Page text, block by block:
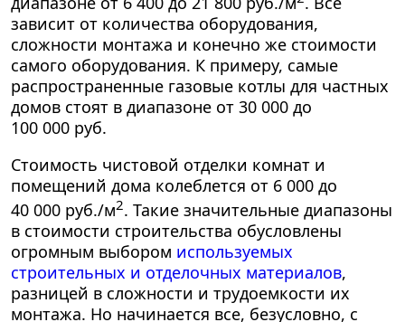
зависит от количества оборудования,
сложности монтажа и конечно же стоимости
самого оборудования. К примеру, самые
распространенные газовые котлы для частных
домов стоят в диапазоне от 30 000 до
100 000 руб.
Стоимость чистовой отделки комнат и
помещений дома колеблется от 6 000 до
40 000 руб./м2.
в стоимости строительства обусловлены
огромным выбором используемых
строительных и отделочных материалов,
разницей в сложности и трудоемкости их
монтажа. Но начинается все, безусловно, с